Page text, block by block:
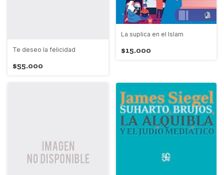
Te deseo la felicidad
$55.000
La suplica en el Islam
$15.000